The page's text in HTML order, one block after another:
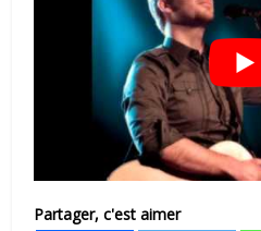
Partager, c'est aimer